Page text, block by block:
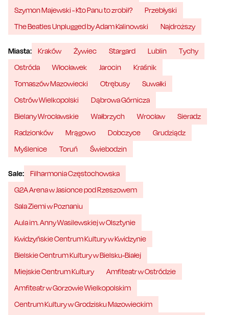
Szymon Majewski - Kto Panu to zrobił?
Przebłyski
The Beatles Unplugged by Adam Kalinowski
Najdroższy
Miasta: Kraków Żywiec Stargard Lublin
Tychy
Ostróda
Włocławek Jarocin
Kraśnik
Tomaszów Mazowiecki
Otrębusy
Suwałki
Ostrów Wielkopolski
Dąbrowa Górnicza
Bielany Wrocławskie
Wałbrzych Wrocław
Sieradz
Radzionków
Mrągowo Dobczyce
Grudziądz
Myślenice
Toruń Świebodzin
Sale:
Filharmonia Częstochowska
G2A Arena w Jasionce pod Rzeszowem
Sala Ziemi w Poznaniu
Aula im. Anny Wasilewskiej w Olsztynie
Kwidzyńskie Centrum Kultury w Kwidzynie
Bielskie Centrum Kultury w Bielsku-Białej
Miejskie Centrum Kultury
Amfiteatr w Ostródzie
Amfiteatr w Gorzowie Wielkopolskim
Centrum Kultury w Grodzisku Mazowieckim